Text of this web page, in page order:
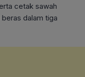
cetak sawah
dalam tiga